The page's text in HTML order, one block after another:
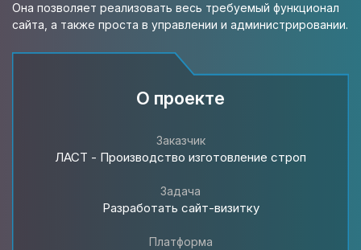
Она позволяет реализовать весь требуемый функционал
сайта, а также проста в управлении и администрировании.
О проекте
Заказчик
ЛАСТ - Производство изготовление строп
Задача
Разработать cайт-визитку
Платформа